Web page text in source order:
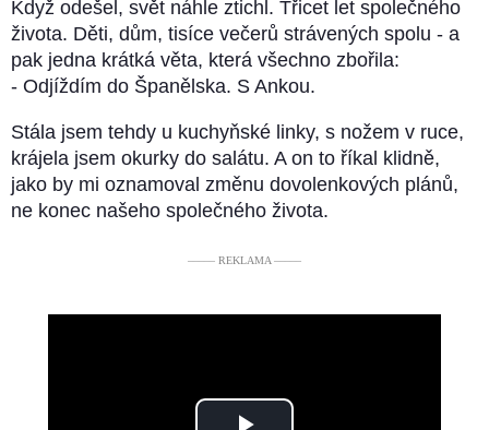
Když odešel, svět náhle ztichl. Třicet let společného
života. Děti, dům, tisíce večerů strávených spolu - a
pak jedna krátká věta, která všechno zbořila:
- Odjíždím do Španělska. S Ankou.
Stála jsem tehdy u kuchyňské linky, s nožem v ruce,
krájela jsem okurky do salátu. A on to říkal klidně,
jako by mi oznamoval změnu dovolenkových plánů,
ne konec našeho společného života.
––––– REKLAMA –––––